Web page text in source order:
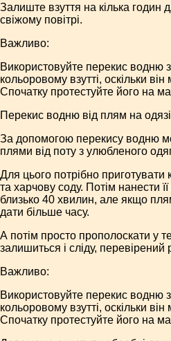
Залиште взуття на кілька годин
свіжому повітрі.
Важливо:
Використовуйте перекис водню
кольоровому взутті, оскільки
Спочатку протестуйте його на
Перекис водню від плям на одязі
За допомогою перекису водню
плями від поту з улюбленого
Для цього потрібно
та харчову соду. Потім нанести
близько 40 хвилин, але якщо
дати більше часу.
А потім просто прополоскати у
залишиться і сліду, перевірений
Важливо:
Використовуйте перекис водню
кольоровому взутті, оскільки
Спочатку протестуйте його на